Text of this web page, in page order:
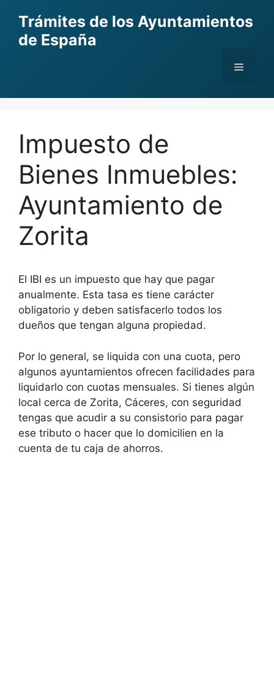
content
Trámites de los Ayuntamientos
de España
Menu
Impuesto de
Bienes Inmuebles:
Ayuntamiento de
Zorita
El IBI es un impuesto que hay que pagar
anualmente. Esta tasa es tiene carácter
obligatorio y deben satisfacerlo todos los
dueños que tengan alguna propiedad.
Por lo general, se liquida con una cuota, pero
algunos ayuntamientos ofrecen facilidades para
liquidarlo con cuotas mensuales. Si tienes algún
local cerca de Zorita, Cáceres, con seguridad
tengas que acudir a su consistorio para pagar
ese tributo o hacer que lo domicilien en la
cuenta de tu caja de ahorros.